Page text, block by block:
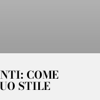
COME
STILE